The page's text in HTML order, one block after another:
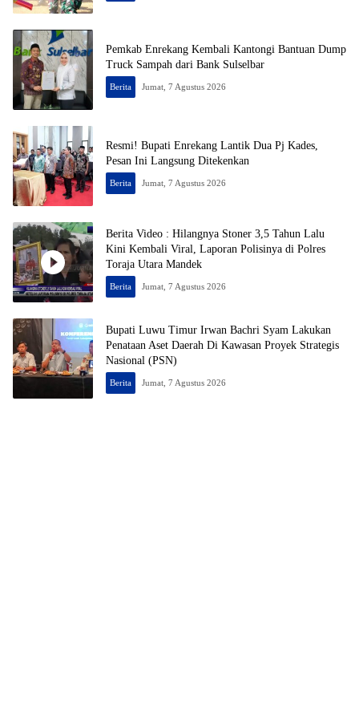
Pemkab Enrekang Kembali Kantongi Bantuan Dump
Truck Sampah dari Bank Sulselbar
Berita Jumat, 7 Agustus 2026
Resmi! Bupati Enrekang Lantik Dua Pj Kades,
Pesan Ini Langsung Ditekenkan
Berita Jumat, 7 Agustus 2026
Berita Video : Hilangnya Stoner 3,5 Tahun Lalu
Kini Kembali Viral, Laporan Polisinya di Polres
Toraja Utara Mandek
Berita Jumat, 7 Agustus 2026
Bupati Luwu Timur Irwan Bachri Syam Lakukan
Penataan Aset Daerah Di Kawasan Proyek Strategis
Nasional (PSN)
Berita Jumat, 7 Agustus 2026